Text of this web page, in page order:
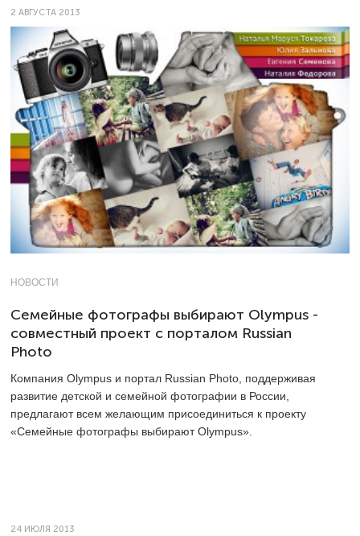
2 АВГУСТА 2013
НОВОСТИ
Семейные фотографы выбирают Olympus -
совместный проект с порталом Russian
Photo
Компания Olympus и портал Russian Photo, поддерживая
развитие детской и семейной фотографии в России,
предлагают всем желающим присоединиться к проекту
«Семейные фотографы выбирают Olympus».
24 ИЮЛЯ 2013